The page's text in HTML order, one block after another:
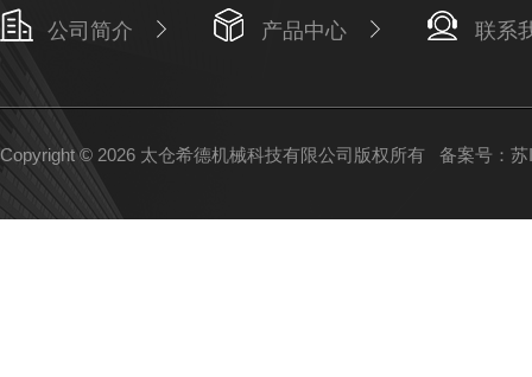
公司简介 产品中心 联系
Copyright © 2026 太仓希德机械科技有限公司版权所有 备案号：